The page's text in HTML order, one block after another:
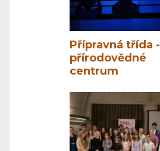
Přípravná třída -
přírodovědné
centrum